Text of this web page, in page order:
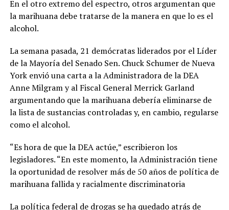
En el otro extremo del espectro, otros argumentan que
la marihuana debe tratarse de la manera en que lo es el
alcohol.
La semana pasada, 21 demócratas liderados por el Líder
de la Mayoría del Senado Sen. Chuck Schumer de Nueva
York envió una carta a la Administradora de la DEA
Anne Milgram y al Fiscal General Merrick Garland
argumentando que la marihuana debería eliminarse de
la lista de sustancias controladas y, en cambio, regularse
como el alcohol.
“Es hora de que la DEA actúe,” escribieron los
legisladores. “En este momento, la Administración tiene
la oportunidad de resolver más de 50 años de política de
marihuana fallida y racialmente discriminatoria
La política federal de drogas se ha quedado atrás de